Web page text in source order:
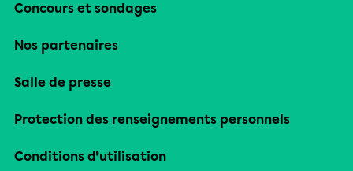
Concours et sondages
Nos partenaires
Salle de presse
Protection des renseignements personnels
Conditions d’utilisation